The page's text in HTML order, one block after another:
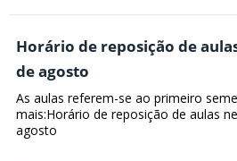
Horário de reposição de
de agosto
As aulas referem-se ao primeiro
mais:Horário de reposição de aulas
agosto